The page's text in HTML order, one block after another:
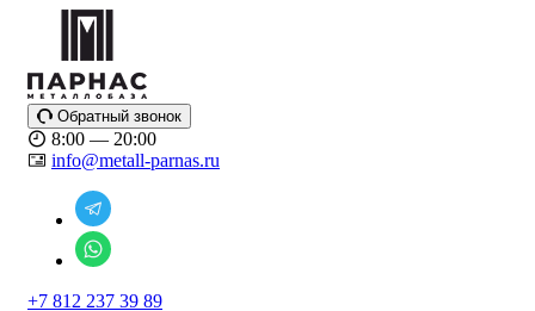
Обратный звонок
8:00 — 20:00
info@metall-parnas.ru
+7 812 237 39 89